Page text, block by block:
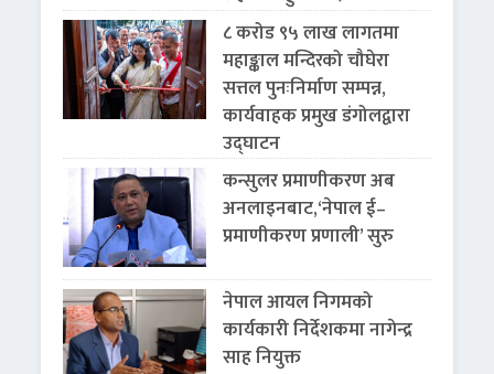
८ करोड ९५ लाख लागतमा
महाङ्काल मन्दिरको चौघेरा
सत्तल पुनःनिर्माण सम्पन्न,
कार्यवाहक प्रमुख डंगोलद्वारा
उद्घाटन
कन्सुलर प्रमाणीकरण अब
अनलाइनबाट,‘नेपाल ई–
प्रमाणीकरण प्रणाली’ सुरु
नेपाल आयल निगमको
कार्यकारी निर्देशकमा नागेन्द्र
साह नियुक्त